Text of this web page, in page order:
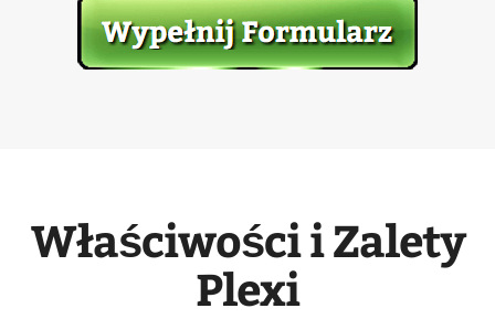
Właściwości i Zalety
Plexi